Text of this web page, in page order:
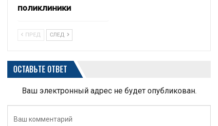
поликлиники
ПРЕД СЛЕД
ОСТАВЬТЕ ОТВЕТ
Ваш электронный адрес не будет опубликован.